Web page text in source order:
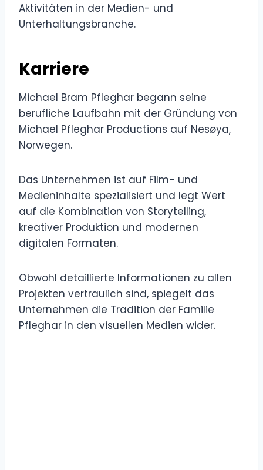
Aktivitäten in der Medien- und
Unterhaltungsbranche.
Karriere
Michael Bram Pfleghar begann seine
berufliche Laufbahn mit der Gründung von
Michael Pfleghar Productions auf Nesøya,
Norwegen.
Das Unternehmen ist auf Film- und
Medieninhalte spezialisiert und legt Wert
auf die Kombination von Storytelling,
kreativer Produktion und modernen
digitalen Formaten.
Obwohl detaillierte Informationen zu allen
Projekten vertraulich sind, spiegelt das
Unternehmen die Tradition der Familie
Pfleghar in den visuellen Medien wider.